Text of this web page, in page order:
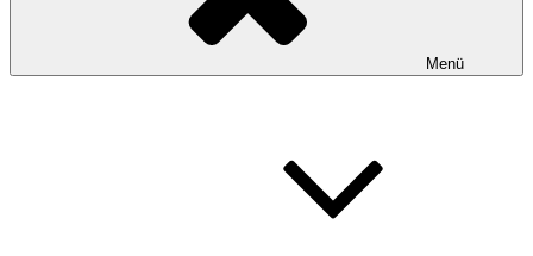
Menü